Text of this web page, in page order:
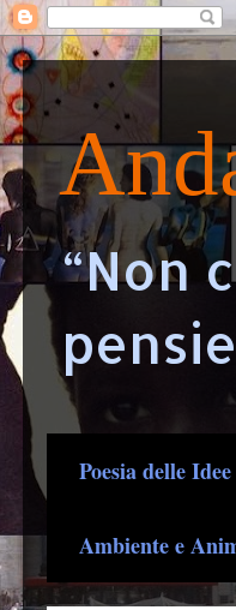
“Non
Poesia delle Idee
Ambiente e